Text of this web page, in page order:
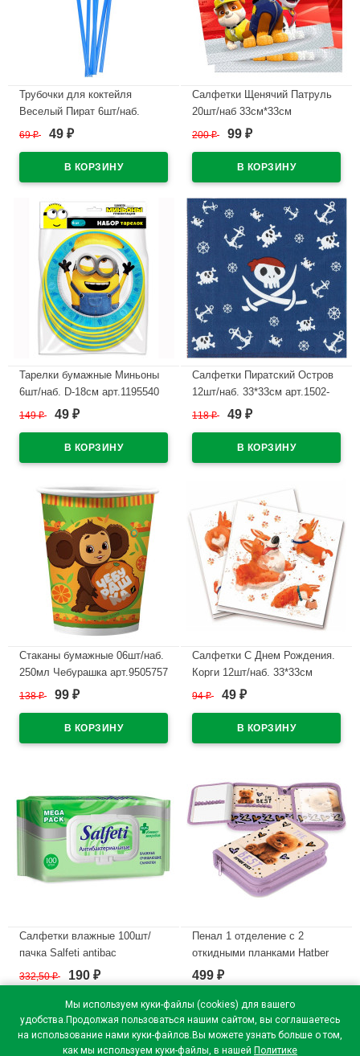
Мы используем куки-файлы (cookies) для вашего
удобства.Продолжая пользоваться нашим сайтом, вы соглашаетесь
на использование нами куки-файлов.Вы можете узнать больше о том,
как мы используем куки-файлы, в нашей Политике
Трубочки для коктейля
Веселый Пират 6шт/наб.
арт.6038557
69₽ 49 ₽
Салфетки Щенячий Патруль
20шт/наб 33см*33см
В наличии
200₽ 99 ₽
Тарелки бумажные Миньоны
6шт/наб. D-18см арт.1195540
В наличии
149₽ 49 ₽
Салфетки Пиратский Остров
12шт/наб. 33*33см арт.1502-
118₽ 49 ₽
Стаканы бумажные 06шт/наб.
250мл Чебурашка арт.9505757
В наличии
138₽ 99 ₽
Салфетки С Днем Рождения.
Корги 12шт/наб. 33*33см
арт.6077730
94₽ 49 ₽
Салфетки влажные 100шт/
пачка Salfeti antibac
антибактериальные с
крышкой (Ст.16)
В наличии
332,50₽ 190 ₽
Пенал 1 отделение с 2
откидными планками Hatber
Пушистый мишка 200х140мм
арт.NPk_74295
В наличии
499 ₽